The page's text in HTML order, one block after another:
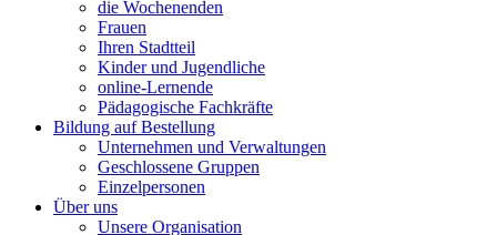
die Wochenenden
Frauen
Ihren Stadtteil
Kinder und Jugendliche
online-Lernende
Pädagogische Fachkräfte
Bildung auf Bestellung
Unternehmen und Verwaltungen
Geschlossene Gruppen
Einzelpersonen
Über uns
Unsere Organisation